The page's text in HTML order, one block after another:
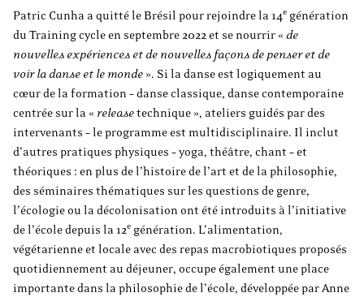
Patric Cunha a quitté le Brésil pour rejoindre la 14e génération
du Training cycle en septembre 2022 et se nourrir « de
nouvelles expériences et de nouvelles façons de penser et de
voir la danse et le monde ». Si la danse est logiquement au
cœur de la formation – danse classique, danse contemporaine
centrée sur la « releasetechnique », ateliers guidés par des
intervenants – le programme est multidisciplinaire. Il inclut
d’autres pratiques physiques – yoga, théâtre, chant – et
théoriques : en plus de l’histoire de l’art et de la philosophie,
des séminaires thématiques sur les questions de genre,
l’écologie ou la décolonisation ont été introduits à l’initiative
de l’école depuis la 12e génération. L’alimentation,
végétarienne et locale avec des repas macrobiotiques proposés
quotidiennement au déjeuner, occupe également une place
importante dans la philosophie de l’école, développée par Anne